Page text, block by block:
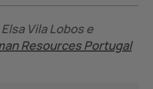
Vila Lobos e
Resources Portugal